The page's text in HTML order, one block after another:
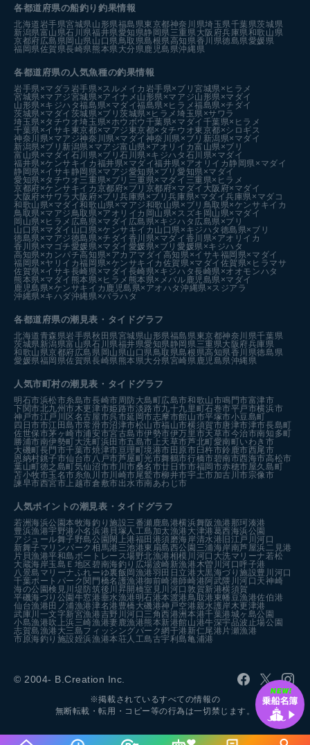
各都道府県の船釣り釣果情報
北海道 岩手県宮城県 山形県福島県東京都神奈川県埼玉県千葉県茨城県
新潟県富山県石川県福井県愛知県静岡県 三重県 大阪府兵庫県和歌山県
京都府広島県岡山県 山口県 鳥取県島根県高知県香川県徳島県愛媛県
福岡県佐賀県長崎県 熊本県 大分県 鹿児島県沖縄県
各都道府県の人気魚種の釣果情報
岩手県×マダラ 岩手県×スルメイカ 岩手県×ブリ宮城県×ヒラメ
宮城県×マアジ宮城県×アイナメ 山形県×マアジ山形県×マダイ
山形県×キジハタ福島県×マダイ福島県×ヒラメ福島県×チダイ
茨城県×マダイ 茨城県×ブリ茨城県×ヒラメ埼玉県×サワラ
埼玉県×タチウオ埼玉県×ホウボウ 千葉県×マダイ 千葉県×ヒラメ
千葉県×イサキ 東京都×マアジ 東京都×タチウオ東京都×シロギス
神奈川県×マアジ神奈川県×マダイ 神奈川県×ブリ 新潟県×マダイ
新潟県×ブリ 新潟県×マアジ富山県×アオリイカ富山県×ブリ
富山県×マダイ 石川県×ブリ石川県×キジハタ 石川県×マダイ
福井県×ケンサキイカ 福井県×マダイ福井県×アオリイカ静岡県×マダイ
静岡県×イサキ静岡県×マアジ愛知県×ブリ愛知県×マダイ
愛知県×タチウオ三重県×ブリ 三重県×マダイ 三重県×ヒラメ
京都府×ケンサキイカ 京都府×ブリ 京都府×マダイ 大阪府×マダイ
大阪府×サワラ 大阪府×ブリ兵庫県×ブリ兵庫県×マダイ兵庫県×マダコ
和歌山県×マダイ和歌山県×マアジ和歌山県×ブリ 鳥取県×ケンサキイカ
鳥取県×マアジ 鳥取県×アオリイカ 岡山県×スズキ 岡山県×マダイ
岡山県×ヒラメ 広島県×マダイ 広島県×キジハタ 広島県×ブリ
山口県×マダイ 山口県×ケンサキイカ 山口県×キジハタ 徳島県×ブリ
徳島県×マアジ徳島県×チダイ 香川県×マダイ 香川県×アオリイカ
香川県×マゴチ愛媛県×マダイ 愛媛県×ブリ愛媛県×キジハタ
高知県×カンパチ高知県×アカアマダイ 高知県×イサキ福岡県×マダイ
福岡県×ヤリイカ福岡県×ケンサキイカ 佐賀県×マダイ 佐賀県×ヒラマサ
佐賀県×イサキ長崎県×マダイ 長崎県×キジハタ長崎県×オオモンハタ
熊本県×マダイ 熊本県×ヒラメ 熊本県×メバル 鹿児島県×マダイ
鹿児島県×ケンサキイカ 鹿児島県×アオハタ沖縄県×スジアラ
沖縄県×キハダ沖縄県×バラハタ
各都道府県の潮見表 ・タイドグラフ
北海道青森県岩手県秋田県宮城県山形県福島県 東京都神奈川県千葉県
茨城県 新潟県富山県石川県福井県愛知県静岡県 三重県大阪府兵庫県
和歌山県京都府広島県 岡山県山口県 鳥取県島根県高知県香川県徳島県
愛媛県福岡県佐賀県長崎県 熊本県大分県宮崎県 鹿児島県沖縄県
人気市町村の潮見表・タイドグラフ
明石市浜松市糸島市長崎市 周防大島町広島市和歌山市鳴門市富津市
下関市北九州市木更津市姫路市淡路市九十九里町石巻市平戸市横浜市
神戸市江戸川区名古屋市呉市延岡市志摩市館山市平塚市小豆島町
四日市市江田島市常滑市沼津市松山市福山市横須賀市唐津市津市長島町
佐世保市茅ヶ崎市浦安市宮古島市伊勢市伊万里市天草市今治市南知多町
勝浦市南伊勢町大洗町浜田市五島市 上天草市芦北町愛南町いわき市
大磯町長門市千葉市焼津市亘理町境港市田原市臼杵市鈴鹿市西尾市
恩納村銚子市仙台市 八戸市芦屋町光市舞鶴市行橋市碧南市西海市高松市
葉山町徳之島町気仙沼市市川市桑名市廿日市市福岡市赤穂市屋久島町
苫小牧市玉名市糸魚川市 川崎市尾鷲市柳井市宇土市加古川市宗像市
諫早市西宮市 上越市倉敷市出水市南あわじ市
人気ポイントの潮見表・タイドグラフ
若洲海浜公園本牧海釣り施設三番瀬 鹿島港横浜舞阪漁港 那珂湊港
豊浜漁港宇野港小名浜港 貝塚人工島 加太漁港 大津港葛西海浜公園
アジュール舞子野島公園閖上港福田港須磨海岸清水港 旧江戸川河口
新舞子マリンパーク 相馬港 三池港東扇島西公園 三浦海岸南芦屋浜 二見港
片貝漁港平和島ボートレース場野北漁港相模川河口 大洗マリーナ 若松
大蔵海岸玉島Ｅ地区碧南海釣り広場波崎新漁港 木曽川河口呼子港
八景島マリーナふれーゆ裏飯岡漁港羽田 日立港 大黒海づり施設豊川河口
千葉ポートパーク関門橋名護漁港御前崎港師崎港阿武隈川河口 天神崎
海の公園検見川堤防筑後川昇開橋室見川河口敦賀新港横須賀
平磯海づり公園牛窓港垂水漁港 明石港本渡港 鳥取港 東幡豆漁港佐伯港
仙台漁港田ノ浦漁港津名港 豊橋 大磯港神戸空港親水護岸 木更津港
武庫川一文字新宮漁港吉野川河口 三角西港洲本港千葉港城ヶ島公園
小島漁港吹上浜三崎漁港妻鹿漁港熊本新港館山港牛深宇品波止場公園
志賀島漁港 大三島フィッシングパーク網干港 新仁尾港 片瀬漁港
市原海釣り施設姪浜漁港本荘人工島古宇利島亀浦港
© 2004- B.Creation Inc.
※掲載されているすべての情報の
無断転載・転用・コピー等の行為は一切禁じます。